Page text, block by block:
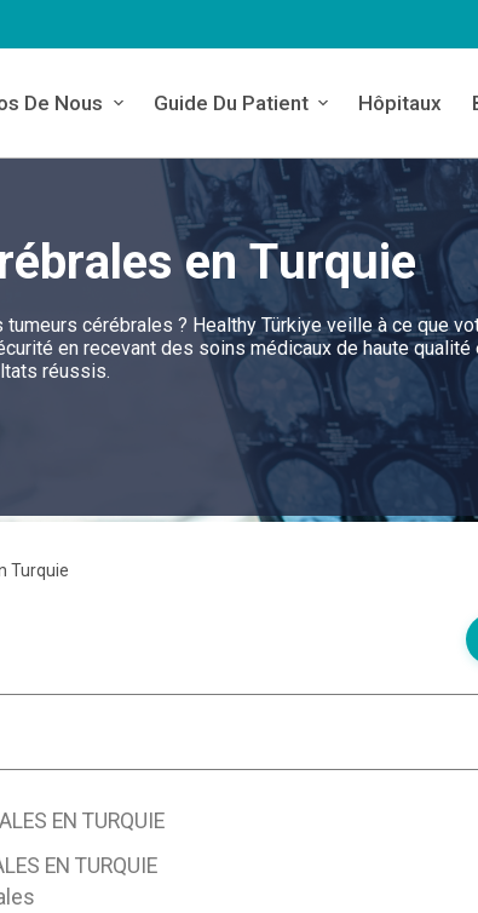
De Nous Guide Du Patient Hôpitaux
en Turquie
cérébrales ? Healthy Türkiye veille à ce que
en recevant des soins médicaux de haute qualité
réussis.
Turquie
EN TURQUIE
EN TURQUIE